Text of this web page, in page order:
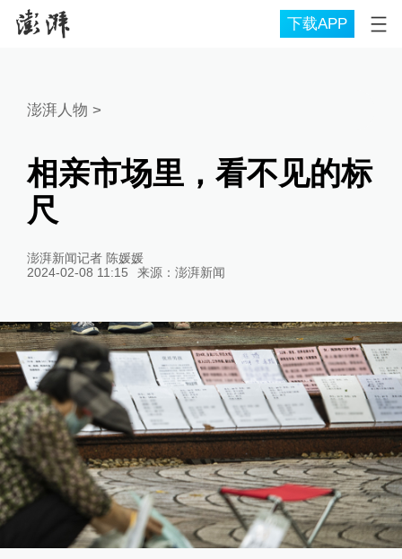
下载APP
澎湃人物 >
相亲市场里，看不见的标
尺
澎湃新闻记者 陈媛媛
2024-02-08 11:15
来源： 澎湃新闻